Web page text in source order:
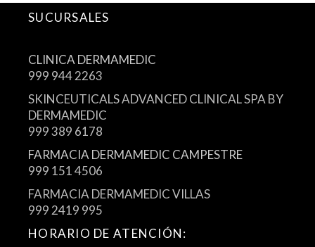
SUCURSALES
CLINICA DERMAMEDIC
999 944 2263
SKINCEUTICALS ADVANCED CLINICAL SPA BY
DERMAMEDIC
999 389 6178
FARMACIA DERMAMEDIC CAMPESTRE
999 151 4506
FARMACIA DERMAMEDIC VILLAS
999 2419 995
HORARIO DE ATENCIÓN: